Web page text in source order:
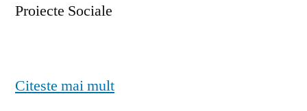
Proiecte Sociale
Citeste mai mult